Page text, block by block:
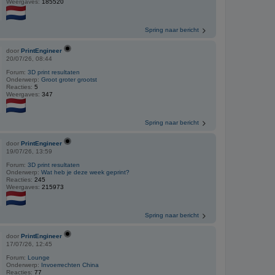
Weergaves: 185520
Spring naar bericht
doorPrintEngineer
20/07/26, 08:44
Forum:3D print resultaten
Onderwerp:Groot groter grootst
Reacties:5
Weergaves:347
Spring naar bericht
doorPrintEngineer
19/07/26, 13:59
Forum:3D print resultaten
Onderwerp:Wat heb je deze week geprint?
Reacties:245
Weergaves:215973
Spring naar bericht
doorPrintEngineer
17/07/26, 12:45
Forum: Lounge
Onderwerp:
Invoerrechten China
Reacties:77